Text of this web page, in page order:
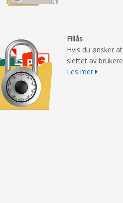
Fillås
Hvis du ønsker
slettet av
Les mer